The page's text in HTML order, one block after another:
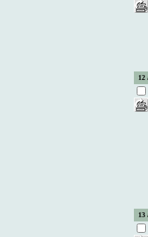
12
13